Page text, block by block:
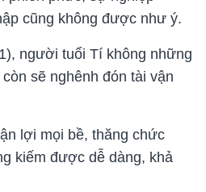
cũng không được như ý.
người tuổi Tí không những
sẽ nghênh đón tài vận
lợi mọi bề, thăng chức
kiếm được dễ dàng, khả